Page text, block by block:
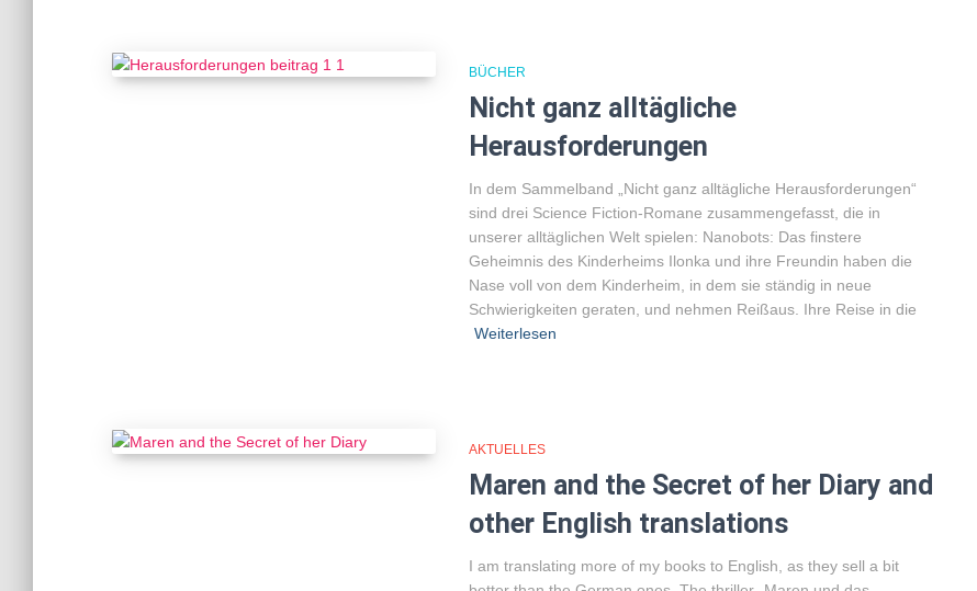
BÜCHER
Nicht ganz alltägliche
Herausforderungen
In dem Sammelband „Nicht ganz alltägliche Herausforderungen“
sind drei Science Fiction-Romane zusammengefasst, die in
unserer alltäglichen Welt spielen: Nanobots: Das finstere
Geheimnis des Kinderheims Ilonka und ihre Freundin haben die
Nase voll von dem Kinderheim, in dem sie ständig in neue
Schwierigkeiten geraten, und nehmen Reißaus. Ihre Reise in die
Weiterlesen
AKTUELLES
Maren and the Secret of her Diary and
other English translations
I am translating more of my books to English, as they sell a bit